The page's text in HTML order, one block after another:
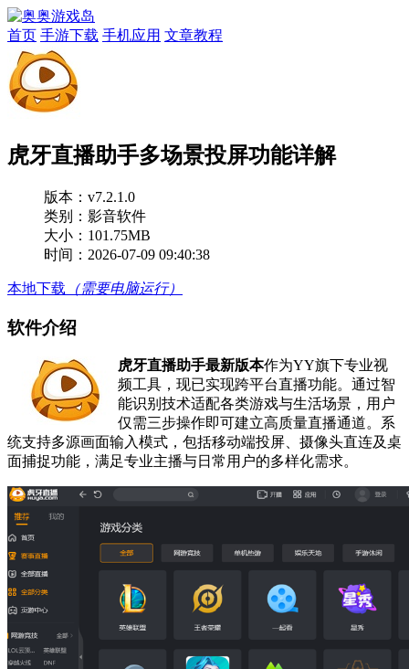
首页 手游下载 手机应用 文章教程
虎牙直播助手多场景投屏功能详解
版本： v7.2.1.0
类别：影音软件
大小：101.75MB
时间：2026-07-09 09:40:38
本地下载 （需要电脑运行）
软件介绍
虎牙直播助手最新版本作为YY旗下专业视
频工具，现已实现跨平台直播功能。通过智
能识别技术适配各类游戏与生活场景，用户
仅需三步操作即可建立高质量直播通道。系
统支持多源画面输入模式，包括移动端投屏、摄像头直连及桌
面捕捉功能，满足专业主播与日常用户的多样化需求。